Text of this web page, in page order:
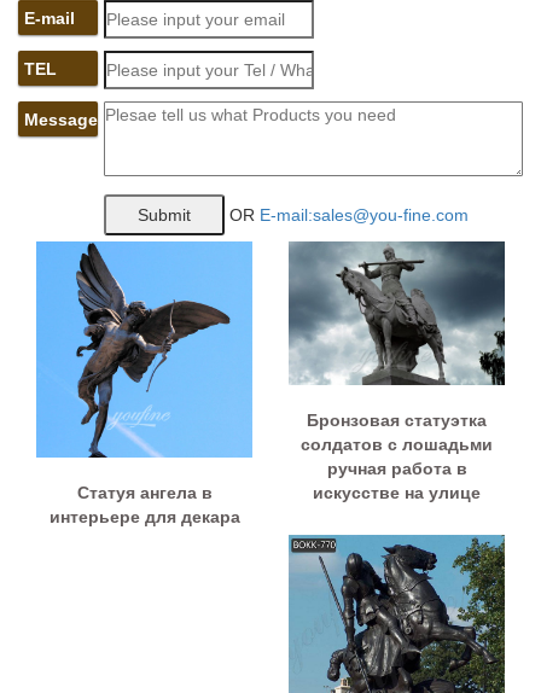
E-mail
TEL
Message
OR E-mail:sales@you-fine.com
Статуя ангела в
интерьере для декара
Бронзовая статуэтка
солдатов с лошадьми
ручная работа в
искусстве на улице